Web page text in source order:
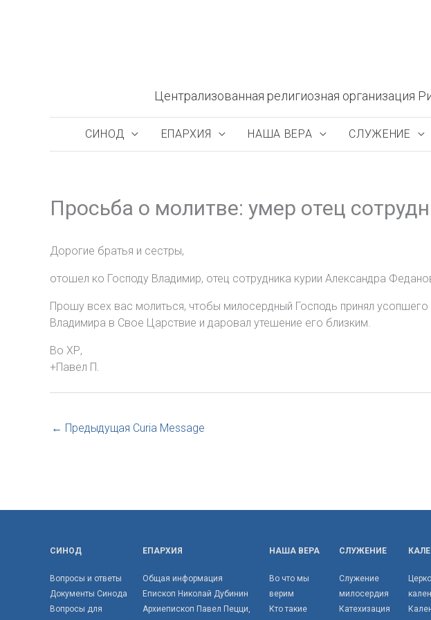
Централизованная религиозная
СИНОД ЕПАРХИЯ НАША ВЕРА СЛУЖЕНИЕ
Просьба о молитве: умер отец
Дорогие братья и сестры,
отошел ко Господу Владимир, отец сотрудника курии Александра
Прошу всех вас молиться, чтобы милосердный Господь принял усопшего
Владимира в Свое Царствие и даровал утешение его близким.
Во ХР,
+Павел П.
← Предыдущая Curia Message
СИНОД
Вопросы и ответы
Документы Синода
Вопросы для
ЕПАРХИЯ
Общая информация
Епископ Николай Дубинин
Архиепископ Павел Пецци,
НАША ВЕРА
Во что мы
верим
Кто такие
СЛУЖЕНИЕ
Служение
милосердия
Катехизация